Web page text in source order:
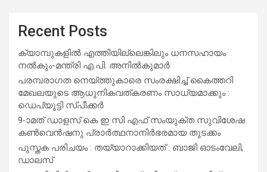
Recent Posts
ക്യാമ്പുകളിൽ എത്തിയില്ലെങ്കിലും ധനസഹായം
നൽകും-മന്ത്രി എ.പി. അനിൽകുമാർ
പരമ്പരാഗത നെയ്ത്തുകാരെ സംരക്ഷിച്ച് കൈത്തറി
മേഖലയുടെ ആധുനികവത്കരണം സാധ്യമാക്കും :
ഡെപ്യൂട്ടി സ്പീക്കർ
9-ാമത് ഡാളസ് കെ ഇ സി എഫ് സംയുക്ത സുവിശേഷ
കൺവെൻഷനു പ്രാർത്ഥനാനിർഭരമായ തുടക്കം
പുസ്തക പരിചയം : തയ്യാറാക്കിയത് : ബാജി ഓടംവേലി,
ഡാലസ്